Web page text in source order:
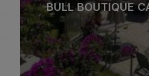
BULL BOUTIQUE
Adults Only